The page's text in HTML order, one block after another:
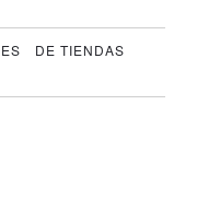
DE TIENDAS